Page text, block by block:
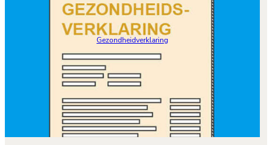
Gezondheidverklaring